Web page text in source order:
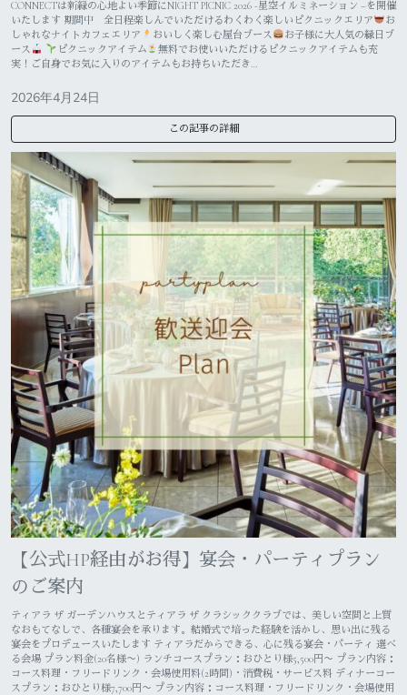
CONNECTは新緑の心地よい季節にNIGHT PICNIC 2026 -星空イルミネーション –を開催
いたします 期間中 全日程楽しんでいただけるわくわく楽しいピクニックエリア
お
しゃれなナイトカフェエリア
おいしく楽しむ屋台ブース
お子様に大人気の縁日ブ
ース
ピクニックアイテム
無料でお使いいただけるピクニックアイテムも充
実！ご自身でお気に入りのアイテムもお持ちいただき…
2026年4月24日
この記事の詳細
【公式HP経由がお得】宴会・パーティプラン
のご案内
ティアラ ザ ガーデンハウスとティアラ ザ クラシッククラブでは、美しい空間と上質
なおもてなしで、各種宴会を承ります。結婚式で培った経験を活かし、思い出に残る
宴会をプロデュースいたします ティアラだからできる、心に残る宴会・パーティ 選べ
る会場 プラン料金(20名様〜) ランチコースプラン：おひとり様5,500円〜 プラン内容：
コース料理・フリードリンク・会場使用料(2時間)・消費税・サービス料 ディナーコー
スプラン：おひとり様7,700円〜 プラン内容：コース料理・フリードリンク・会場使用